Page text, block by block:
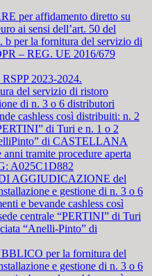
per affidamento diretto su
ai sensi dell’art. 50 del
b per la fornitura del servizio di
– REG. UE 2016/679
2023-2024.
del servizio di ristoro
di n. 3 o 6 distributori
cashless così distribuiti: n. 2
di Turi e n. 1 o 2
di CASTELLANA
tramite procedure aperta
A025C1D882
AGGIUDICAZIONE del
e gestione di n. 3 o 6
e bevande cashless così
centrale “PERTINI” di Turi
“Anelli-Pinto” di
per la fornitura del
e gestione di n. 3 o 6